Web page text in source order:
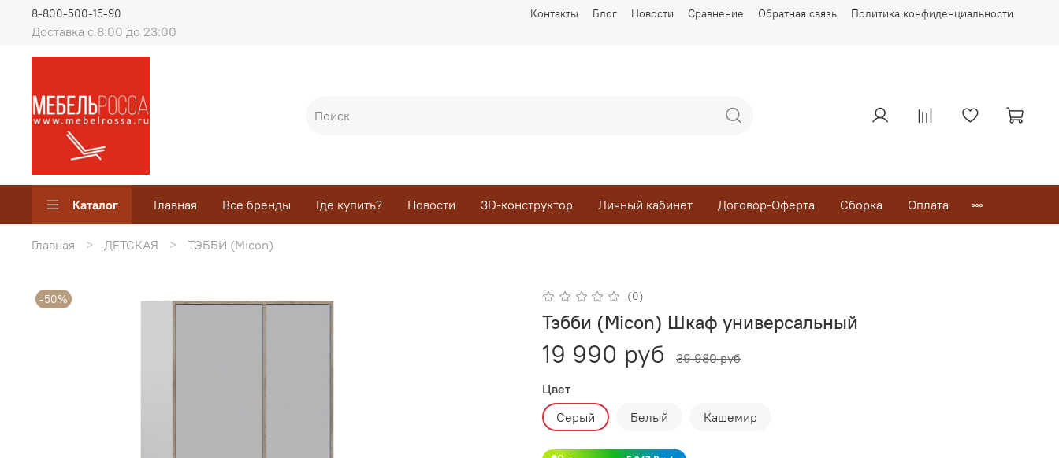
Контакты Блог Новости Сравнение Обратная связь Политика конфиденциальности
Доставка с 8:00 до 23:00
8-800-500-15-90
Каталог Главная Все бренды Где купить? Новости 3D-конструктор Личный кабинет Договор-Оферта Сборка Оплата
Главная ДЕТСКАЯ ТЭББИ (Micon)
-50% (0)
Тэбби (Micon) Шкаф универсальный
19 990 руб
39 980 руб
Цвет
Серый
Белый Кашемир